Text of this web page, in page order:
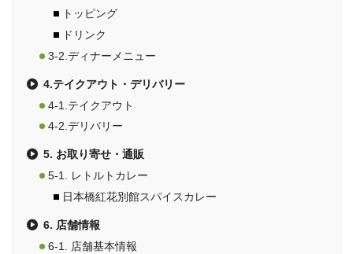
トッピング
ドリンク
3-2.ディナーメニュー
4.テイクアウト・デリバリー
4-1.テイクアウト
4-2.デリバリー
5. お取り寄せ・通販
5-1. レトルトカレー
日本橋紅花別館スパイスカレー
6. 店舗情報
6-1. 店舗基本情報